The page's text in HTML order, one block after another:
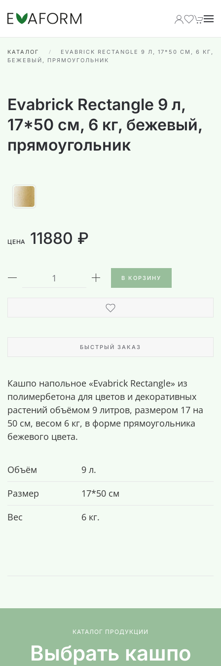
КАТАЛОГ
EVABRICK RECTANGLE 9 Л, 17*50 СМ, 6 КГ,
БЕЖЕВЫЙ, ПРЯМОУГОЛЬНИК
Evabrick Rectangle 9 л,
17*50 см, 6 кг, бежевый,
прямоугольник
ЦЕНА 11880 ₽
В КОРЗИНУ
БЫСТРЫЙ ЗАКАЗ
Кашпо напольное «Evabrick Rectangle» из
полимербетона для цветов и декоративных
растений объёмом 9 литров, размером 17 на
50 см, весом 6 кг, в форме прямоугольника
бежевого цвета.
Объём
9 л.
Размер
17*50 см
Вес
6 кг.
КАТАЛОГ ПРОДУКЦИИ
Выбрать кашпо